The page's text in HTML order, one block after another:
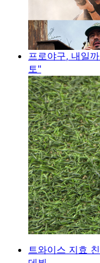
프로야구, 내일
토"
트와이스 지효